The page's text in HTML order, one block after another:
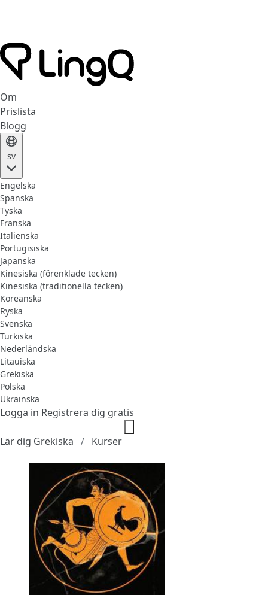
Om
Prislista
Blogg
sv
Engelska
Spanska
Tyska
Franska
Italienska
Portugisiska
Japanska
Kinesiska (förenklade tecken)
Kinesiska (traditionella tecken)
Koreanska
Ryska
Svenska
Turkiska
Nederländska
Litauiska
Grekiska
Polska
Ukrainska
Logga in Registrera dig gratis
Lär dig Grekiska Kurser